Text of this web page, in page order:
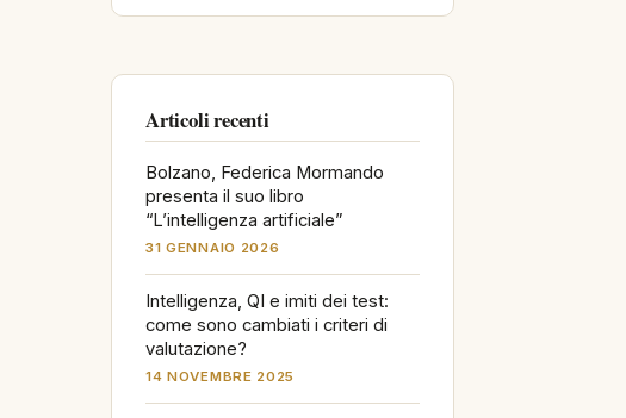
sito
Articoli recenti
Bolzano, Federica Mormando
presenta il suo libro
“L’intelligenza artificiale”
31 GENNAIO 2026
Intelligenza, QI e imiti dei test:
come sono cambiati i criteri di
valutazione?
14 NOVEMBRE 2025